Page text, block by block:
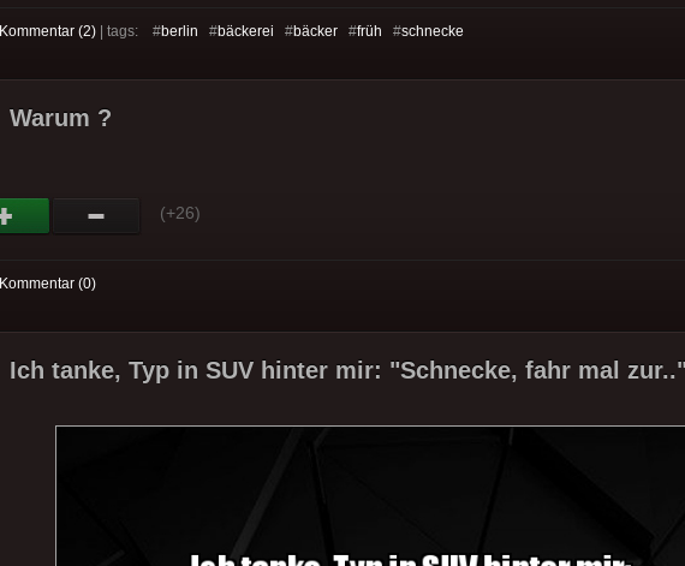
Kommentar (2) | tags: #berlin #bäckerei #bäcker #früh #schnecke
Warum ?
(+26)
Kommentar (0)
Ich tanke, Typ in SUV hinter mir: "Schnecke, fahr mal